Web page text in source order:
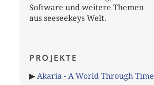
Software und weitere Themen
aus seeseekeys Welt.
PROJEKTE
▶Akaria - A World Through Time